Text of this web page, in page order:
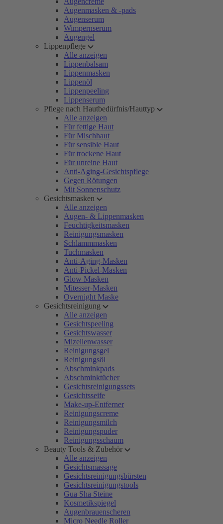
Augenmasken & -pads
Augenserum
Wimpernserum
Augengel
Lippenpflege
Alle anzeigen
Lippenbalsam
Lippenmasken
Lippenöl
Lippenpeeling
Lippenserum
Pflege nach Hautbedürfnis/Hauttyp
Alle anzeigen
Für fettige Haut
Für Mischhaut
Für sensible Haut
Für trockene Haut
Für unreine Haut
Anti-Aging-Gesichtspflege
Gegen Rötungen
Mit Sonnenschutz
Gesichtsmasken
Alle anzeigen
Augen- & Lippenmasken
Feuchtigkeitsmasken
Reinigungsmasken
Schlammmasken
Tuchmasken
Anti-Aging-Masken
Anti-Pickel-Masken
Glow Masken
Mitesser-Masken
Overnight Maske
Gesichtsreinigung
Alle anzeigen
Gesichtspeeling
Gesichtswasser
Mizellenwasser
Reinigungsgel
Reinigungsöl
Abschminkpads
Abschminktücher
Gesichtsreinigungssets
Gesichtsseife
Make-up-Entferner
Reinigungscreme
Reinigungsmilch
Reinigungspuder
Reinigungsschaum
Beauty Tools & Zubehör
Alle anzeigen
Gesichtsmassage
Gesichtsreinigungsbürsten
Gesichtsreinigungstools
Gua Sha Steine
Kosmetikspiegel
Augenbrauenscheren
Micro Needle Roller